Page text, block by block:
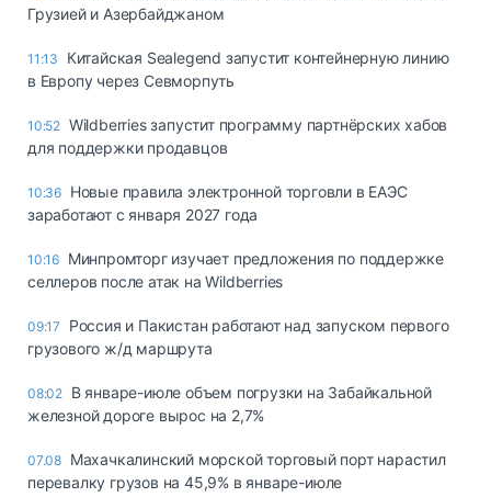
Грузией и Азербайджаном
11:13
Китайская Sealegend запустит контейнерную линию
в Европу через Севморпуть
10:52 Wildberries запустит программу партнёрских хабов
для поддержки продавцов
10:36 Новые правила электронной торговли в ЕАЭС
заработают с января 2027 года
10:16 Минпромторг изучает предложения по поддержке
селлеров после атак на Wildberries
09:17
Россия и Пакистан работают над запуском первого
грузового ж/д маршрута
08:02 В январе-июле объем погрузки на Забайкальной
железной дороге вырос на 2,7%
07.08 Махачкалинский морской торговый порт нарастил
перевалку грузов на 45,9% в январе-июле